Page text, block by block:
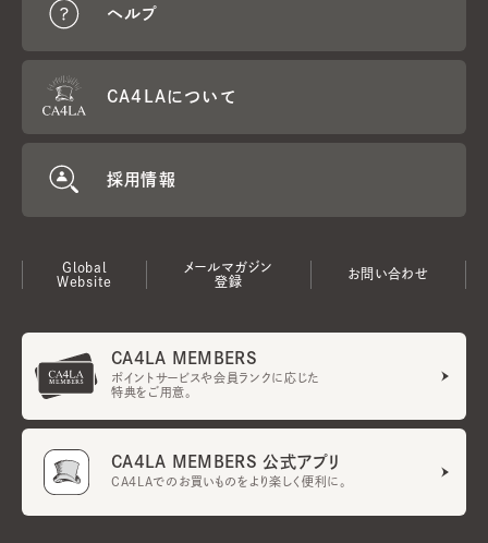
ヘルプ
CA4LAについて
採用情報
Global
Website
メールマガジン
登録
お問い合わせ
CA4LA MEMBERS
ポイントサービスや会員ランクに応じた
特典をご用意。
CA4LA MEMBERS 公式アプリ
CA4LAでのお買いものをより楽しく便利に。